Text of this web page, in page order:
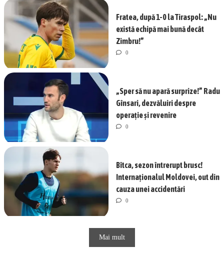
Fratea, după 1-0 la Tiraspol: „Nu
există echipă mai bună decât
Zimbru!”
0
„Sper să nu apară surprize!” Radu
Gînsari, dezvăluiri despre
operație și revenire
0
Bîtca, sezon întrerupt brusc!
Internaționalul Moldovei, out din
cauza unei accidentări
0
Mai mult